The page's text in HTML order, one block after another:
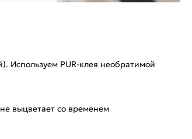
Используем PUR-клея необратимой
выцветает со временем